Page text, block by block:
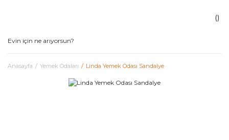
Anasayfa Yemek Odaları Linda Yemek Odası Sandalye